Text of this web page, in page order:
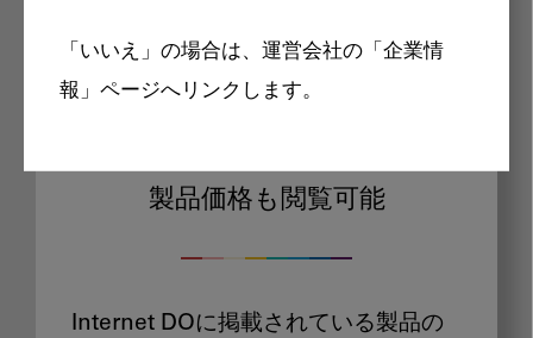
「いいえ」の場合は、運営会社の「企業情
報」ページへリンクします。
製品価格も閲覧可能
Internet DOに掲載されている製品の